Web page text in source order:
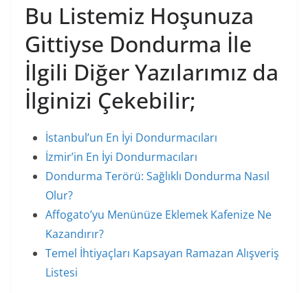
Bu Listemiz Hoşunuza
Gittiyse Dondurma İle
İlgili Diğer Yazılarımız da
İlginizi Çekebilir;
İstanbul’un En İyi Dondurmacıları
İzmir’in En İyi Dondurmacıları
Dondurma Terörü: Sağlıklı Dondurma Nasıl
Olur?
Affogato’yu Menünüze Eklemek Kafenize Ne
Kazandırır?
Temel İhtiyaçları Kapsayan Ramazan Alışveriş
Listesi